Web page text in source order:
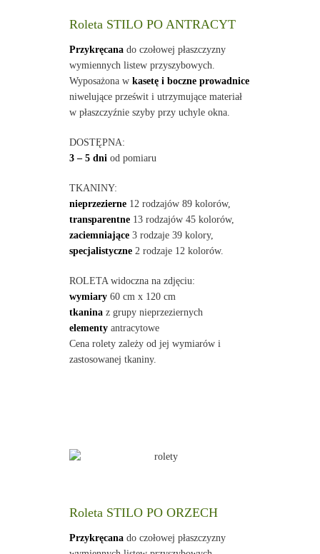
Roleta STILO PO ANTRACYT
Przykręcanado czołowej płaszczyzny
wymiennych listew przyszybowych.
Wyposażona w kasetę i boczne prowadnice
niwelujące prześwit i utrzymujące materiał
w płaszczyźnie szyby przy uchyle okna.
DOSTĘPNA:
3 – 5 dni od pomiaru
TKANINY:
nieprzezierne12 rodzajów 89 kolorów,
transparentne13 rodzajów 45 kolorów,
zaciemniające3 rodzaje 39 kolory,
specjalistyczne2 rodzaje 12 kolorów.
ROLETA widoczna na zdjęciu:
wymiary60 cm x 120 cm
tkaninaz grupy nieprzeziernych
elementyantracytowe
Cena rolety zależy od jej wymiarów i
zastosowanej tkaniny.
Roleta STILO PO ORZECH
Przykręcanado czołowej płaszczyzny